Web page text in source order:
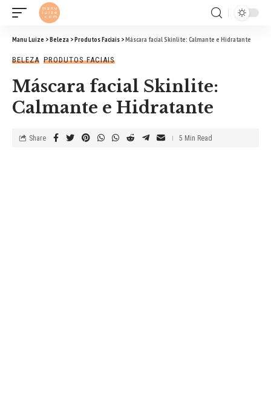
Manu Luize >Beleza >Produtos Faciais >Máscara facial Skinlite: Calmante e Hidratante
BELEZA PRODUTOS FACIAIS
Máscara facial Skinlite:
Calmante e Hidratante
Share 5 Min Read